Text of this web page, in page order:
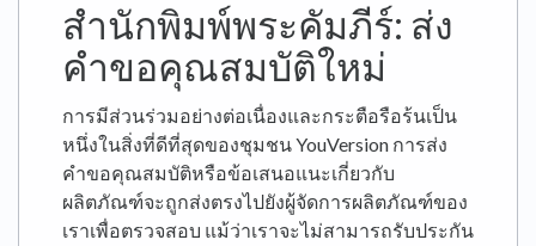
สำนักพิมพ์พระคัมภีร์: ส่ง
คำขอคุณสมบัติใหม่
การมีส่วนร่วมอย่างต่อเนื่องและกระตือรือร้นเป็น
หนึ่งในสิ่งที่ดีที่สุดของชุมชน YouVersion การส่ง
คำขอคุณสมบัติหรือข้อเสนอแนะเกี่ยวกับ
ผลิตภัณฑ์จะถูกส่งตรงไปยังผู้จัดการผลิตภัณฑ์ของ
เราเพื่อตรวจสอบ แม้ว่าเราจะไม่สามารถรับประกัน